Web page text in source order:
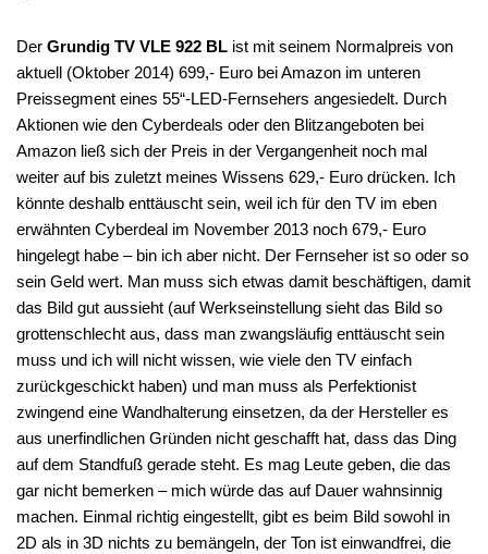
Der Grundig TV VLE 922 BL ist mit seinem Normalpreis von
aktuell (Oktober 2014) 699,- Euro bei Amazon im unteren
Preissegment eines 55“-LED-Fernsehers angesiedelt. Durch
Aktionen wie den Cyberdeals oder den Blitzangeboten bei
Amazon ließ sich der Preis in der Vergangenheit noch mal
weiter auf bis zuletzt meines Wissens 629,- Euro drücken. Ich
könnte deshalb enttäuscht sein, weil ich für den TV im eben
erwähnten Cyberdeal im November 2013 noch 679,- Euro
hingelegt habe – bin ich aber nicht. Der Fernseher ist so oder so
sein Geld wert. Man muss sich etwas damit beschäftigen, damit
das Bild gut aussieht (auf Werkseinstellung sieht das Bild so
grottenschlecht aus, dass man zwangsläufig enttäuscht sein
muss und ich will nicht wissen, wie viele den TV einfach
zurückgeschickt haben) und man muss als Perfektionist
zwingend eine Wandhalterung einsetzen, da der Hersteller es
aus unerfindlichen Gründen nicht geschafft hat, dass das Ding
auf dem Standfuß gerade steht. Es mag Leute geben, die das
gar nicht bemerken – mich würde das auf Dauer wahnsinnig
machen. Einmal richtig eingestellt, gibt es beim Bild sowohl in
2D als in 3D nichts zu bemängeln, der Ton ist einwandfrei, die